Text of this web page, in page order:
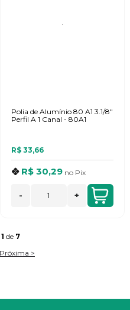
Polia de Alumínio 80 A1 3.1/8"
Perfil A 1 Canal - 80A1
R$ 33,66
R$ 30,29 no Pix
- +
1 de 7
Próxima >